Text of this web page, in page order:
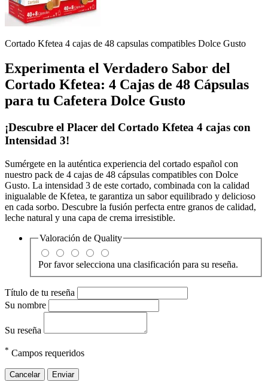
Cortado Kfetea 4 cajas de 48 capsulas compatibles Dolce Gusto
Experimenta el Verdadero Sabor del
Cortado Kfetea: 4 Cajas de 48 Cápsulas
para tu Cafetera Dolce Gusto
¡Descubre el Placer del Cortado Kfetea 4 cajas con
Intensidad 3!
Sumérgete en la auténtica experiencia del cortado español con
nuestro pack de 4 cajas de 48 cápsulas compatibles con Dolce
Gusto. La intensidad 3 de este cortado, combinada con la calidad
inigualable de Kfetea, te garantiza un sabor equilibrado y delicioso
en cada sorbo. Descubre la fusión perfecta entre granos de calidad,
leche natural y una capa de crema irresistible.
Valoración de Quality
Por favor selecciona una clasificación para su reseña.
Título de tu reseña
Su nombre
Su reseña
* Campos requeridos
Cancelar Enviar